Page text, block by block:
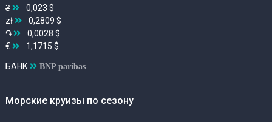
₴
0,023 $
zł
0,2809 $
֏
0,0028 $
€
1,1715 $
БАНК BNP paribas
Морские круизы по сезону